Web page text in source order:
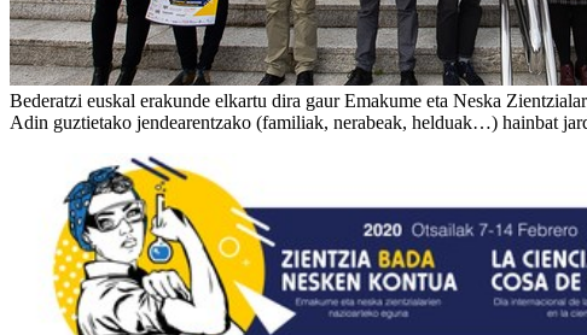
Bederatzi euskal erakunde elkartu dira gaur Emakume eta Neska
Adin guztietako jendearentzako (familiak, nerabeak, helduak…) hainbat